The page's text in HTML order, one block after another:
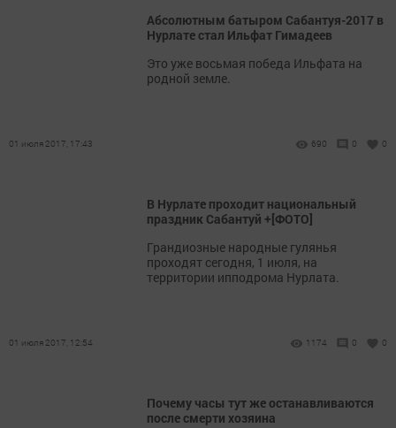
Абсолютным батыром Сабантуя-2017 в
Нурлате стал Ильфат Гимадеев
Это уже восьмая победа Ильфата на
родной земле.
01 июля 2017, 17:43 690 0 0
В Нурлате проходит национальный
праздник Сабантуй +[ФОТО]
Грандиозные народные гулянья
проходят сегодня, 1 июля, на
территории ипподрома Нурлата.
01 июля 2017, 12:54 1174 0 0
Почему часы тут же останавливаются
после смерти хозяина